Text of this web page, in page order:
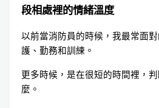
段相處裡的情緒溫度
以前當消防員的時候，我最常面
護、勤務和訓練。
更多時候，是在很短的時間裡，
麼。